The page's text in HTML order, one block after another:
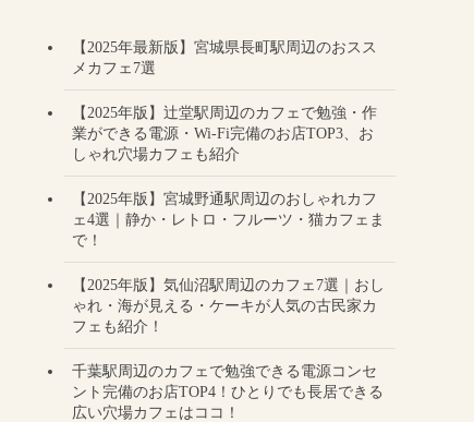
【2025年最新版】宮城県長町駅周辺のおスス
メカフェ7選
【2025年版】辻堂駅周辺のカフェで勉強・作
業ができる電源・Wi-Fi完備のお店TOP3、お
しゃれ穴場カフェも紹介
【2025年版】宮城野通駅周辺のおしゃれカフ
ェ4選｜静か・レトロ・フルーツ・猫カフェま
で！
【2025年版】気仙沼駅周辺のカフェ7選｜おし
ゃれ・海が見える・ケーキが人気の古民家カ
フェも紹介！
千葉駅周辺のカフェで勉強できる電源コンセ
ント完備のお店TOP4！ひとりでも長居できる
広い穴場カフェはココ！